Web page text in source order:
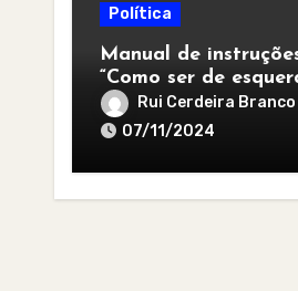
Política
Manual de
“Como ser de
pós-apocalipse”
Rui Cerdeira Branco
07/11/2024